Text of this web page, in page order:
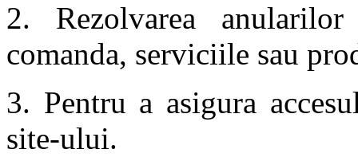
2. Rezolvarea
comanda, serviciile sau
3. Pentru a asigura
site-ului.